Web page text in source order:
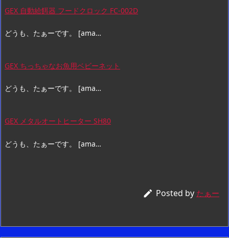
GEX 自動給餌器 フードクロック FC-002D
どうも、たぁーです。 [ama…
GEX ちっちゃなお魚用ベビーネット
どうも、たぁーです。 [ama…
GEX メタルオートヒーター SH80
どうも、たぁーです。 [ama…
 Posted by たぁー